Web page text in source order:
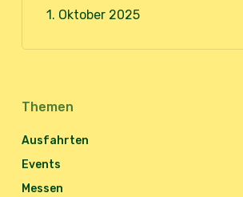
1. Oktober 2025
Themen
Ausfahrten
Events
Messen